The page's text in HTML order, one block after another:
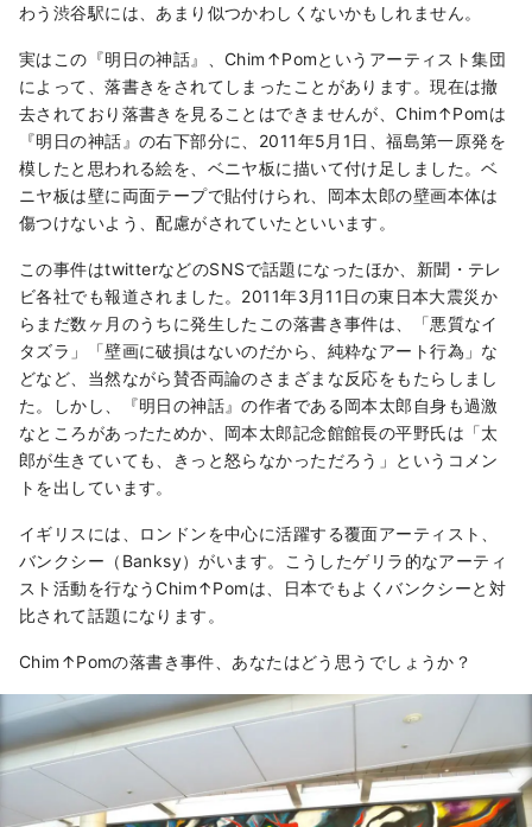
わう渋谷駅には、あまり似つかわしくないかもしれません。
実はこの『明日の神話』、Chim↑Pomというアーティスト集団
によって、落書きをされてしまったことがあります。現在は撤
去されており落書きを見ることはできませんが、Chim↑Pomは
『明日の神話』の右下部分に、2011年5月1日、福島第一原発を
模したと思われる絵を、ベニヤ板に描いて付け足しました。ベ
ニヤ板は壁に両面テープで貼付けられ、岡本太郎の壁画本体は
傷つけないよう、配慮がされていたといいます。
この事件はtwitterなどのSNSで話題になったほか、新聞・テレ
ビ各社でも報道されました。2011年3月11日の東日本大震災か
らまだ数ヶ月のうちに発生したこの落書き事件は、「悪質なイ
タズラ」「壁画に破損はないのだから、純粋なアート行為」な
どなど、当然ながら賛否両論のさまざまな反応をもたらしまし
た。しかし、『明日の神話』の作者である岡本太郎自身も過激
なところがあったためか、岡本太郎記念館館長の平野氏は「太
郎が生きていても、きっと怒らなかっただろう」というコメン
トを出しています。
イギリスには、ロンドンを中心に活躍する覆面アーティスト、
バンクシー（Banksy）がいます。こうしたゲリラ的なアーティ
スト活動を行なうChim↑Pomは、日本でもよくバンクシーと対
比されて話題になります。
Chim↑Pomの落書き事件、あなたはどう思うでしょうか？